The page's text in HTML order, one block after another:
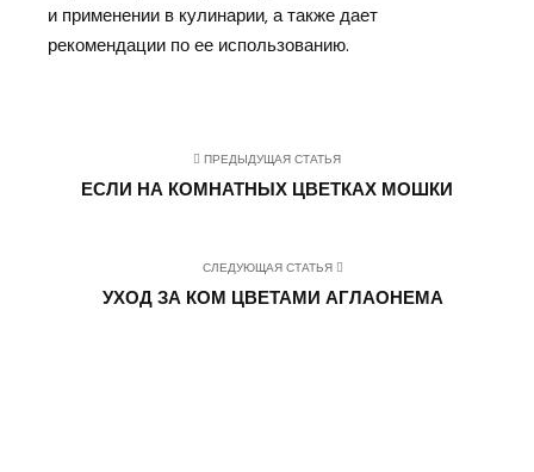
и применении в кулинарии‚ а также дает
рекомендации по ее использованию.
ПРЕДЫДУЩАЯ СТАТЬЯ
ЕСЛИ НА КОМНАТНЫХ ЦВЕТКАХ МОШКИ
СЛЕДУЮЩАЯ СТАТЬЯ
УХОД ЗА КОМ ЦВЕТАМИ АГЛАОНЕМА